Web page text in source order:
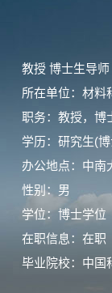
教授 博士生导
所在单位：材料
职务：教授，博
学历：研究生(
办公地点：中南
性别：男
学位：博士学位
在职信息：在职
毕业院校：中国